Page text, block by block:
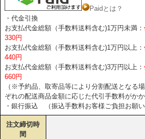
与えた場合、当社はその責任を負わないも
3.当サイトにリンクをご希望の場合には、
記リンクバナーをご利用ください。
第5条（商品の発注・配送）
1.会員が商品を発注し、当社からの発注確
仮契約成立となります。
ただし、商品によっては在庫を複数のサイ
ありますので、当社からの出荷予定メール
成立となりません。在庫確認が出来た時点
し、その時点で売買契約成立となります。
品につきましてご注意」と記載のある商材
品のため、受注確認後の在庫確認となりま
ったんキャンセル処理させていただきます
商品以外のご注文金額が20,000円（税抜）
Paidとは？
・代金引換
お支払代金総額（手数料送料含む)1万円未満：
330円
お支払代金総額（手数料送料含む)1万円以上：
440円
お支払代金総額（手数料送料含む)3万円以上：
660円
（※予約品、取寄品等により分割配送となる
ぞれの配送商品金額に応じた代引手数料がかか
・銀行振込 （振込手数料お客様ご負担お願い
注文締切時
間